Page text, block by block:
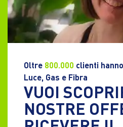
Oltre 800.000 clienti
Luce, Gas e Fibra
VUOI
NOSTRE